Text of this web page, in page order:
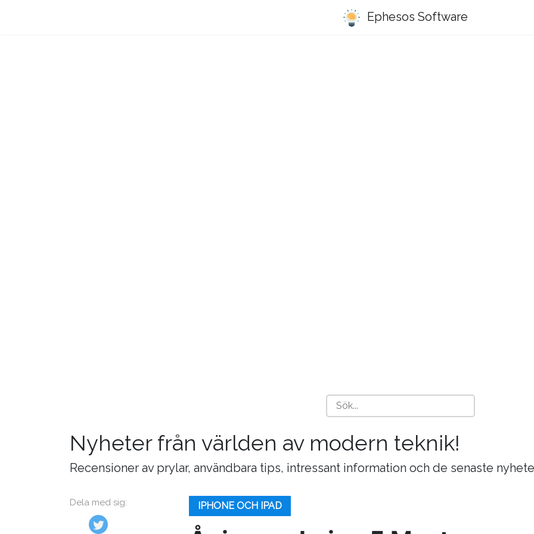
Ephesos Software
Nyheter från världen av modern teknik!
Recensioner av prylar, användbara tips, intressant information och de senaste
Dela med sig: IPHONE OCH IPAD